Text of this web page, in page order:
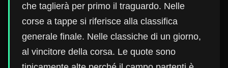
che taglierà per primo il traguardo. Nelle
corse a tappe si riferisce alla classifica
generale finale. Nelle classiche di un giorno,
al vincitore della corsa. Le quote sono